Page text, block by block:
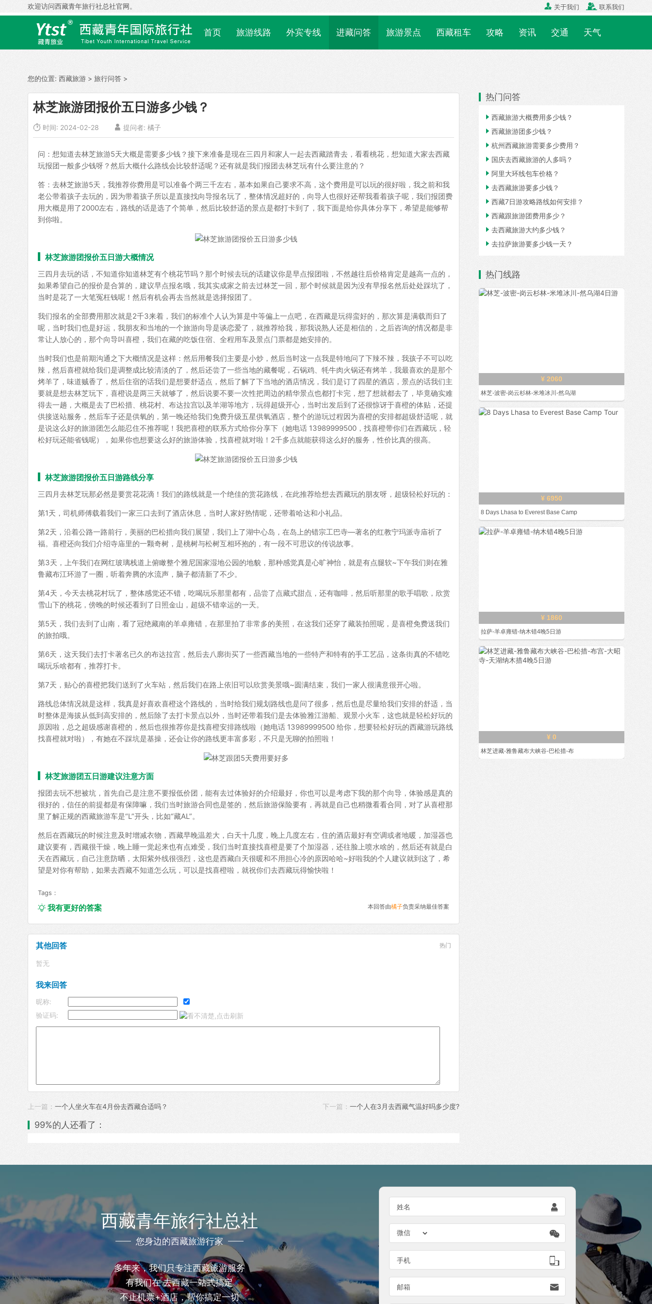
欢迎访问西藏青年旅行社总社官网。  关于我们  联系我们
首页 旅游线路 外宾专线 进藏问答 旅游景点 西藏租车 攻略 资讯 交通 天气
您的位置: 西藏旅游 > 旅行问答 >
林芝旅游团报价五日游多少钱？
 时间: 2024-02-28  提问者: 橘子
问：想知道去林芝旅游5天大概是需要多少钱？接下来准备是现在三四月和家人一起去西藏踏青去，看看桃花，想知道大家去西藏
玩报团一般多少钱呀？然后大概什么路线会比较舒适呢？还有就是我们报团去林芝玩有什么要注意的？
答：去林芝旅游5天，我推荐你费用是可以准备个两三千左右，基本如果自己要求不高，这个费用是可以玩的很好啦，我之前和我
老公带着孩子去玩的，因为带着孩子所以是直接找向导报名玩了，整体情况超好的，向导人也很好还帮我看着孩子呢，我们报团费
用大概是用了2000左右，路线的话是选了个简单，然后比较舒适的景点是都打卡到了，我下面是给你具体分享下，希望是能够帮
到你啦。
林芝旅游团报价五日游大概情况
三四月去玩的话，不知道你知道林芝有个桃花节吗？那个时候去玩的话建议你是早点报团啦，不然越往后价格肯定是越高一点的，
如果希望自己的报价是合算的，建议早点报名哦，我其实成家之前去过林芝一回，那个时候就是因为没有早报名然后处处踩坑了，
当时是花了一大笔冤枉钱呢！然后有机会再去当然就是选择报团了。
我们报名的全部费用那次就是2千3来着，我们的标准个人认为算是中等偏上一点吧，在西藏是玩得蛮好的，那次算是满载而归了
呢，当时我们也是好运，我朋友和当地的一个旅游向导是谈恋爱了，就推荐给我，那我说熟人还是相信的，之后咨询的情况都是非
常让人放心的，那个向导叫喜橙，我们在藏的吃饭住宿、全程用车及景点门票都是她安排的。
当时我们也是前期沟通之下大概情况是这样：然后用餐我们主要是小炒，然后当时这一点我是特地问了下辣不辣，我孩子不可以吃
辣，然后喜橙就给我们是调整成比较清淡的了，然后还尝了一些当地的藏餐呢，石锅鸡、牦牛肉火锅还有烤羊，我最喜欢的是那个
烤羊了，味道贼香了，然后住宿的话我们是想要舒适点，然后了解了下当地的酒店情况，我们是订了四星的酒店，景点的话我们主
要就是想去林芝玩下，喜橙说是两三天就够了，然后说要不要一次性把周边的精华景点也都打卡完，想了想就都去了，毕竟确实难
得去一趟，大概是去了巴松措、桃花村、布达拉宫以及羊湖等地方，玩得超级开心，当时出发后到了还很惊讶于喜橙的体贴，还提
供接送站服务，然后车子还是供氧的，第一晚还给我们免费升级五星供氧酒店，整个的游玩过程因为喜橙的安排都超级舒适呢，就
是说这么好的旅游团怎么能忍住不推荐呢！我把喜橙的联系方式给你分享下（她电话 13989999500，找喜橙带你们在西藏玩，轻
松好玩还能省钱呢），如果你也想要这么好的旅游体验，找喜橙就对啦！2千多点就能获得这么好的服务，性价比真的很高。
林芝旅游团报价五日游路线分享
三四月去林芝玩那必然是要赏花花滴！我们的路线就是一个绝佳的赏花路线，在此推荐给想去西藏玩的朋友呀，超级轻松好玩的：
第1天，司机师傅载着我们一家三口去到了酒店休息，当时人家好热情呢，还带着哈达和小礼品。
第2天，沿着公路一路前行，美丽的巴松措向我们展望，我们上了湖中心岛，在岛上的错宗工巴寺—著名的红教宁玛派寺庙祈了
福。喜橙还向我们介绍寺庙里的一颗奇树，是桃树与松树互相环抱的，有一段不可思议的传说故事。
第3天，上午我们在网红玻璃栈道上俯瞰整个雅尼国家湿地公园的地貌，那种感觉真是心旷神怡，就是有点腿软~下午我们则在雅
鲁藏布江环游了一圈，听着奔腾的水流声，脑子都清新了不少。
第4天，今天去桃花村玩了，整体感觉还不错，吃喝玩乐那里都有，品尝了点藏式甜点，还有咖啡，然后听那里的歌手唱歌，欣赏
雪山下的桃花，傍晚的时候还看到了日照金山，超级不错幸运的一天。
第5天，我们去到了山南，看了冠绝藏南的羊卓雍错，在那里拍了非常多的美照，在这我们还穿了藏装拍照呢，是喜橙免费送我们
的旅拍哦。
第6天，这天我们去打卡著名已久的布达拉宫，然后去八廓街买了一些西藏当地的一些特产和特有的手工艺品，这条街真的不错吃
喝玩乐啥都有，推荐打卡。
第7天，贴心的喜橙把我们送到了火车站，然后我们在路上依旧可以欣赏美景哦~圆满结束，我们一家人很满意很开心啦。
路线总体情况就是这样，我真是好喜欢喜橙这个路线的，当时给我们规划路线也是问了很多，然后也是尽量给我们安排的舒适，当
时整体是海拔从低到高安排的，然后除了去打卡景点以外，当时还带着我们是去体验雅江游船、观景小火车，这也就是轻松好玩的
原因啦，总之超级感谢喜橙的，然后也很推荐你是找喜橙安排路线啦（她电话 13989999500 给你，想要轻松好玩的西藏游玩路线
找喜橙就对啦），有她在不踩坑是基操，还会让你的路线更丰富多彩，不只是无聊的拍照啦！
林芝旅游团五日游建议注意方面
报团去玩不想被坑，首先自己是注意不要报低价团，能有去过体验好的介绍最好，你也可以是考虑下我的那个向导，体验感是真的
很好的，信任的前提都是有保障嘛，我们当时旅游合同也是签的，然后旅游保险要有，再就是自己也稍微看看合同，对了从喜橙那
里了解正规的西藏旅游车是“L”开头，比如“藏AL”。
然后在西藏玩的时候注意及时增减衣物，西藏早晚温差大，白天十几度，晚上几度左右，住的酒店最好有空调或者地暖，加湿器也
建议要有，西藏很干燥，晚上睡一觉起来也有点难受，我们当时直接找喜橙是要了个加湿器，还往脸上喷水啥的，然后还有就是白
天在西藏玩，自己注意防晒，太阳紫外线很强烈，这也是西藏白天很暖和不用担心冷的原因哈哈~好啦我的个人建议就到这了，希
望是对你有帮助，如果去西藏不知道怎么玩，可以是找喜橙啦，就祝你们去西藏玩得愉快啦！
Tags：
我有更好的答案 本回答由橘子负责采纳最佳答案
其他回答 热门
暂无
我来回答
昵称:
验证码:
上一篇： 一个人坐火车在4月份去西藏合适吗？ 下一篇： 一个人在3月去西藏气温好吗多少度?
99%的人还看了：
热门问答
 西藏旅游大概费用多少钱？
 西藏旅游团多少钱？
 杭州西藏旅游需要多少费用？
 国庆去西藏旅游的人多吗？
 阿里大环线包车价格？
 去西藏旅游要多少钱？
 西藏7日游攻略路线如何安排？
 西藏跟旅游团费用多少？
 去西藏旅游大约多少钱？
 去拉萨旅游要多少钱一天？
热门线路
¥ 2060
林芝-波密-岗云杉林-米堆冰川-然乌湖
¥ 6950
8 Days Lhasa to Everest Base Camp
¥ 1860
拉萨-羊卓雍错-纳木错4晚5日游
¥ 0
林芝进藏-雅鲁藏布大峡谷-巴松措-布
西藏青年旅行社总社
您身边的西藏旅游行家
多年来，我们只专注西藏旅游服务
有我们在 去西藏一站式搞定
不止机票+酒店，帮你搞定一切
姓名 

手机 
邮箱 